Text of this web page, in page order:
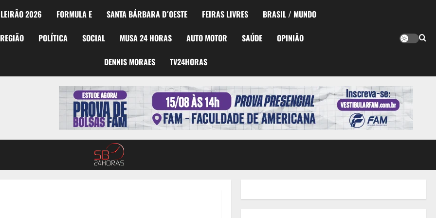
2026 FORMULA E SANTA BÁRBARA D´OESTE FEIRAS LIVRES BRASIL / MUNDO
REGIÃO POLÍTICA SOCIAL MUSA 24 HORAS AUTO MOTOR SAÚDE OPINIÃO
DENNIS MORAES TV24HORAS